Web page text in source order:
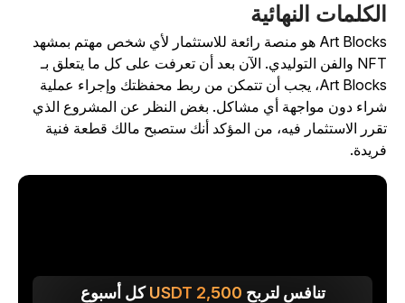
النهائية
Art Blocks هو منصة رائعة للاستثمار لأي شخص مهتم بمشهد
NFT والفن التوليدي. الآن بعد أن تعرفت على كل ما يتعلق بـ
Art Blocks، يجب أن تتمكن من ربط محفظتك وإجراء عملية
دون مواجهة أي مشاكل. بغض النظر عن المشروع الذي
الاستثمار فيه، من المؤكد أنك ستصبح مالك قطعة فنية
تنافس لتربح 2,500
USDTكل أسبوع